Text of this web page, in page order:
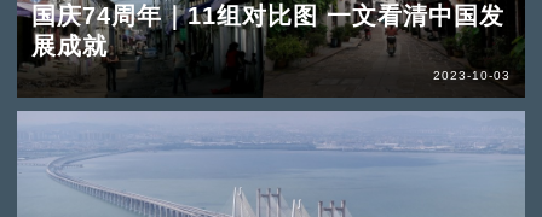
国庆74周年｜11组对比图 一文看清中国发
展成就
2023-10-03